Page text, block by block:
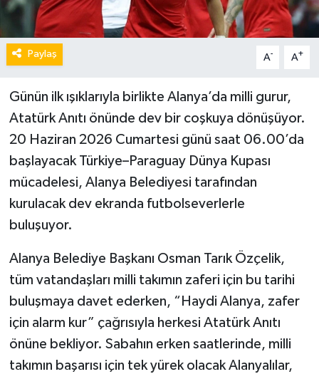
Paylaş A- A+
Günün ilk ışıklarıyla birlikte Alanya’da milli gurur,
Atatürk Anıtı önünde dev bir coşkuya dönüşüyor.
20 Haziran 2026 Cumartesi günü saat 06.00’da
başlayacak Türkiye–Paraguay Dünya Kupası
mücadelesi, Alanya Belediyesi tarafından
kurulacak dev ekranda futbolseverlerle
buluşuyor.
Alanya Belediye Başkanı Osman Tarık Özçelik,
tüm vatandaşları milli takımın zaferi için bu tarihi
buluşmaya davet ederken, “Haydi Alanya, zafer
için alarm kur” çağrısıyla herkesi Atatürk Anıtı
önüne bekliyor. Sabahın erken saatlerinde, milli
takımın başarısı için tek yürek olacak Alanyalılar,